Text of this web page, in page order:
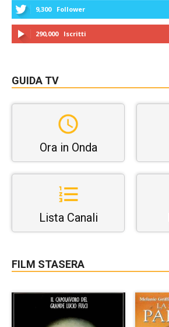
9,300 Follower
290,000 Iscritti
GUIDA TV
Ora in Onda
Lista Canali
FILM STASERA